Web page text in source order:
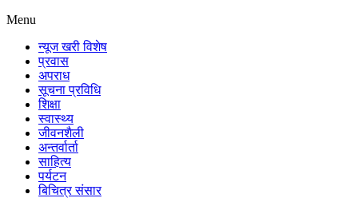
Menu
न्यूज खरी विशेष
प्रवास
अपराध
सूचना प्रविधि
शिक्षा
स्वास्थ्य
जीवनशैली
अन्तर्वार्ता
साहित्य
पर्यटन
बिचित्र संसार